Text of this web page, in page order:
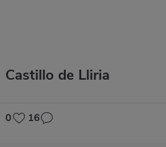
Castillo de Lliria
0 16